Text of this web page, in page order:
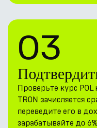
03
Проверьте курс
TRON зачисляется
переведите его в
зарабатывайте до